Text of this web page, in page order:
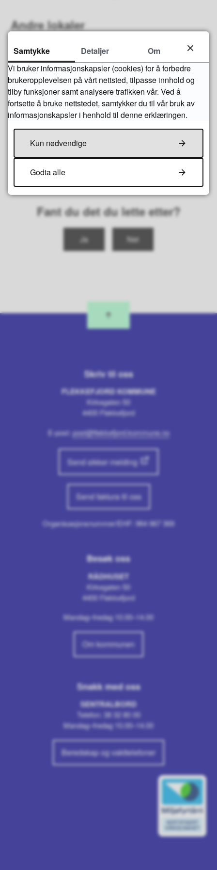
Andre lokaler
Har du noen spørsmål?
Lars Sigbjørn Nedland
Spesialkonsulent idrett og nærmiljø
E-post
Lars.Sigbjorn.Nedland@flekkefjord.kommune.no
Fant du det du lette etter?
Ja Nei
Skriv til oss
FLEKKEFJORD KOMMUNE
Kirkegaten 50
4400 Flekkefjord
E-post:post@flekkefjord.kommune.no
Send sikker melding
Send faktura til oss
Organisasjonsnummer/EHF: 964 967 369
Besøk oss
RÅDHUSET
Kirkegaten 50
4400 Flekkefjord
Mandag–fredag 10.00–14.00
Om kommunen
Snakk med oss
SENTRALBORD
Telefon: 38 32 80 00
Mandag–fredag 10.00–14.00
Beredskap og vakttelefoner
Samtykke Detaljer
Om
Vi bruker informasjonskapsler (cookies) for å forbedre
brukeropplevelsen på vårt nettsted, tilpasse innhold og
tilby funksjoner samt analysere trafikken vår. Ved å
fortsette å bruke nettstedet, samtykker du til vår bruk av
informasjonskapsler i henhold til denne erklæringen.
Kun nødvendige
Godta alle